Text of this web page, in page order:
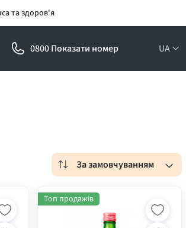
та здоров'я
0800 Показати номер UA
За замовчуванням
Топ продажів